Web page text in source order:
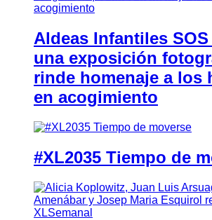
Aldeas Infantiles
una exposición
rinde homenaje a los
en acogimiento
#XL2035 Tiempo de